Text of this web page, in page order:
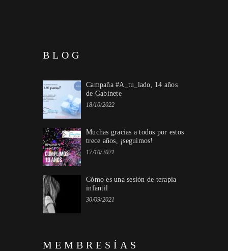
BLOG
Campaña #A_tu_lado, 14 años
de Gabinete
18/10/2022
Muchas gracias a todos por estos
trece años, ¡seguimos!
17/10/2021
Cómo es una sesión de terapia
infantil
30/09/2021
MEMBRESÍAS